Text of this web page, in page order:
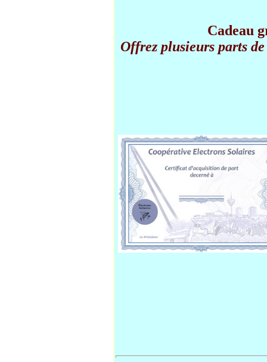
Cadeau
Offrez plusieurs parts